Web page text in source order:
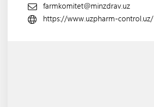
farmkomitet@minzdrav.uz
https://www.uzpharm-control.uz/